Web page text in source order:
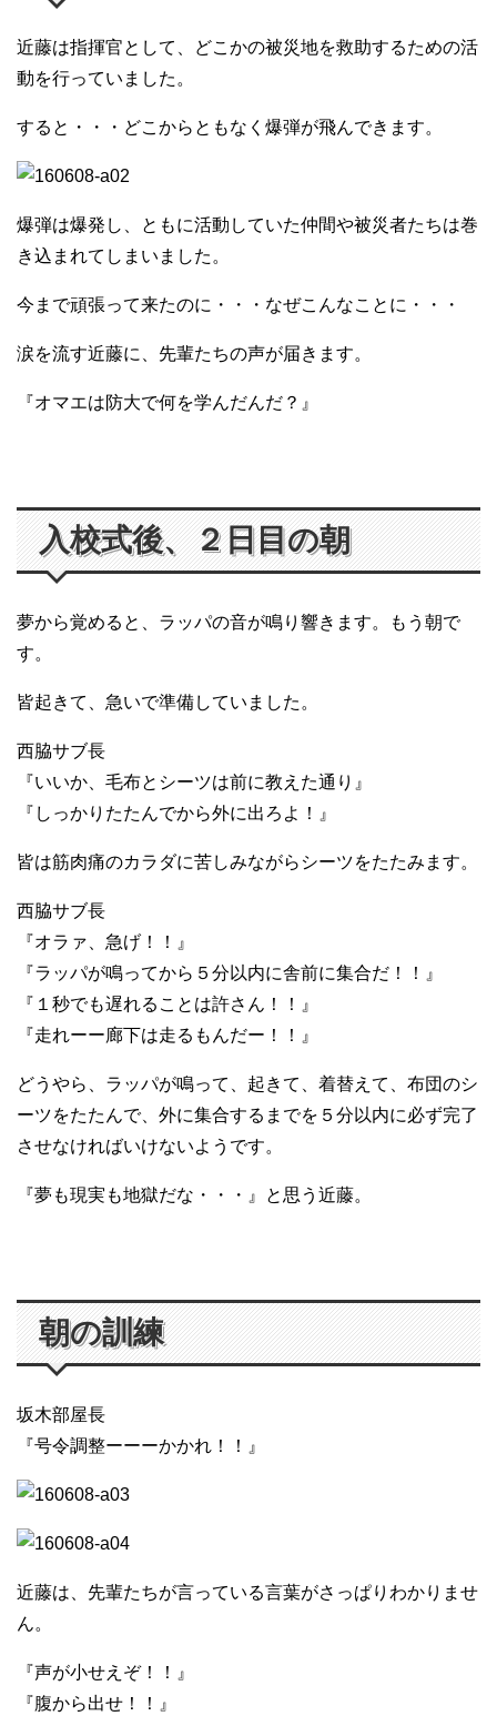
近藤は指揮官として、どこかの被災地を救助するための活
動を行っていました。
すると・・・どこからともなく爆弾が飛んできます。
爆弾は爆発し、ともに活動していた仲間や被災者たちは巻
き込まれてしまいました。
今まで頑張って来たのに・・・なぜこんなことに・・・
涙を流す近藤に、先輩たちの声が届きます。
『オマエは防大で何を学んだんだ？』
入校式後、２日目の朝
夢から覚めると、ラッパの音が鳴り響きます。もう朝で
す。
皆起きて、急いで準備していました。
西脇サブ長
『いいか、毛布とシーツは前に教えた通り』
『しっかりたたんでから外に出ろよ！』
皆は筋肉痛のカラダに苦しみながらシーツをたたみます。
西脇サブ長
『オラァ、急げ！！』
『ラッパが鳴ってから５分以内に舎前に集合だ！！』
『１秒でも遅れることは許さん！！』
『走れーー廊下は走るもんだー！！』
どうやら、ラッパが鳴って、起きて、着替えて、布団のシ
ーツをたたんで、外に集合するまでを５分以内に必ず完了
させなければいけないようです。
『夢も現実も地獄だな・・・』と思う近藤。
朝の訓練
坂木部屋長
『号令調整ーーーかかれ！！』
近藤は、先輩たちが言っている言葉がさっぱりわかりませ
ん。
『声が小せえぞ！！』
『腹から出せ！！』